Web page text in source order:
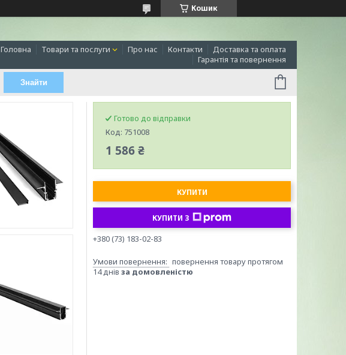
Кошик
Головна Товари та послуги Про нас Контакти
Доставка та оплата
Гарантія та повернення
Знайти
Готово до відправки
Код: 751008
1 586 ₴
КУПИТИ
КУПИТИ З
+380 (73) 183-02-83
повернення товару протягом
14 днів за домовленістю